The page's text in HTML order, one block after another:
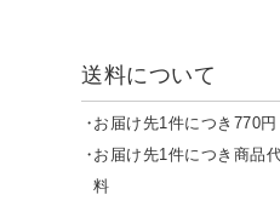
送料について
お届け先1件につき770
お届け先1件につき商品
料